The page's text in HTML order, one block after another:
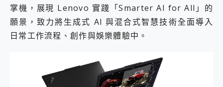
您的專屬AI 助手 Yoga Slim 7 Aura Edition 觸控AI筆電 開箱 評測
realme 14 Pro 超硬軍規、冰感變色實測，realme 14 5G 遊戲戰鬥值爆表，效能x娛樂全都要！
iPhone、Apple Watch、AirPods耳機 三個設備充電一起搞定 ONPRO MagReact™ M3 3 in 1可攜摺疊無線充電器 開箱 評測
動靜皆宜「HUAWEI FreeArc」開放式耳掛耳機，無感配戴! 超穩超服貼，音質、通話也很優質
給 MSI Claw 系列電競掌機 最完美的家 MSI Nest Docking Station 掌機專屬擴充底座 開箱 評測
B&O 精品級音響! Home+ 中嘉寬頻 SoundBox 劇院串流盒 開箱 評測
掌機，展現 Lenovo 實踐「Smarter AI for All」的
願景，致力將生成式 AI 與混合式智慧技術全面導入
日常工作流程、創作與娛樂體驗中。